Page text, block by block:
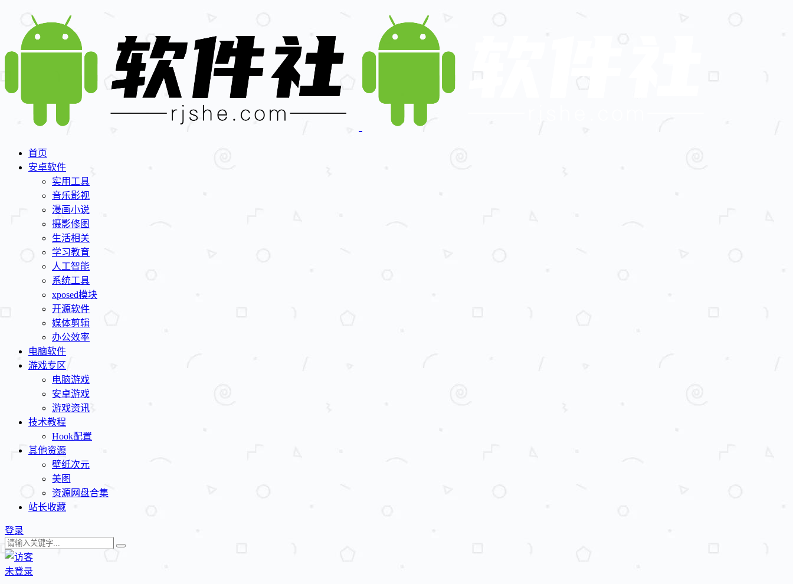
首页
安卓软件
实用工具
音乐影视
漫画小说
摄影修图
生活相关
学习教育
人工智能
系统工具
xposed模块
开源软件
媒体剪辑
办公效率
电脑软件
游戏专区
电脑游戏
安卓游戏
游戏资讯
技术教程
Hook配置
其他资源
壁纸次元
美图
资源网盘合集
站长收藏
登录
未登录